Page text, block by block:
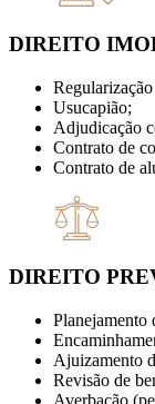
DIREITO
Usucapião;
Adjudicação
Contrato de
Contrato de
DIREITO
Planejamento
Ajuizamento
Revisão de
Averbação